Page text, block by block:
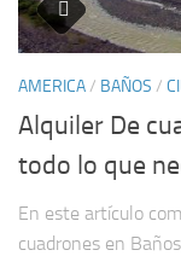
AMERICA/ BAÑOS /
Alquiler De
todo lo que
En este artículo
cuadrones en